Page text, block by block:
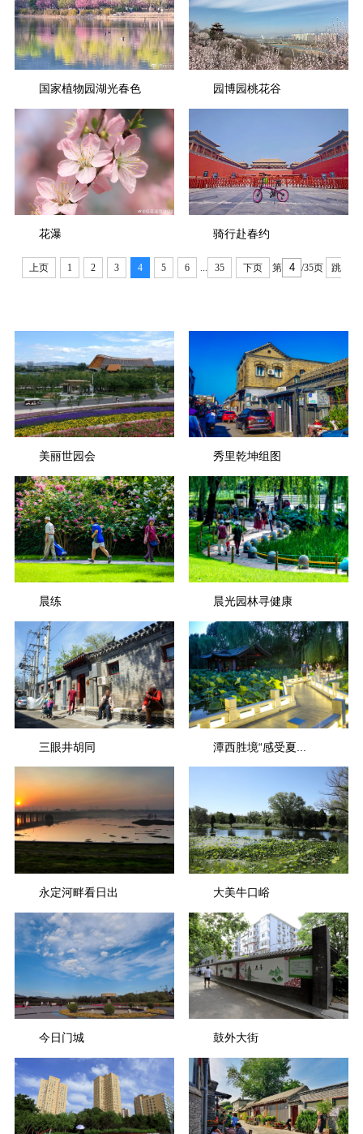
国家植物园湖光春色 园博园桃花谷
花瀑 骑行赴春约
上页 1 2 3 4 5 6 ... 35 下页 第 /35页 跳
美丽世园会 秀里乾坤组图
晨练 晨光园林寻健康
三眼井胡同 潭西胜境“感受夏...
永定河畔看日出 大美牛口峪
今日门城 鼓外大街
黄楠